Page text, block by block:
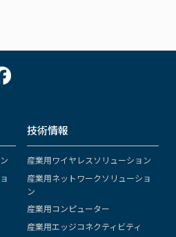
技術情報
産業用ワイヤレスソリューション
産業用ネットワークソリューショ
ン
産業用コンピューター
産業用エッジコネクティビティ